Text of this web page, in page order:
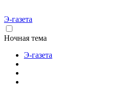
Э-газета
Ночная тема
Э-газета